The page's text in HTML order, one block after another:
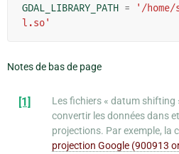
GDAL_LIBRARY_PATH =
'/
l.so'
Notes de bas de page
[1]
Les fichiers « datum shifting
convertir les données dans
projections. Par exemple, la
projection Google (900913